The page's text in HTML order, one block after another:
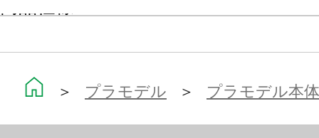
式のフレームとして使用する事がで
＞ プラモデル ＞ プラモデル本体